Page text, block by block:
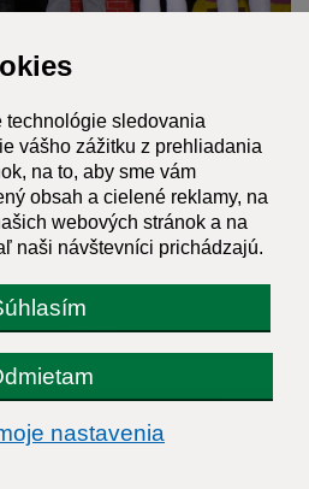
sledovania
vášho zážitku z prehliadania
na to, aby sme vám
obsah a cielené reklamy, na
webových stránok a na
naši návštevníci prichádzajú.
nastavenia